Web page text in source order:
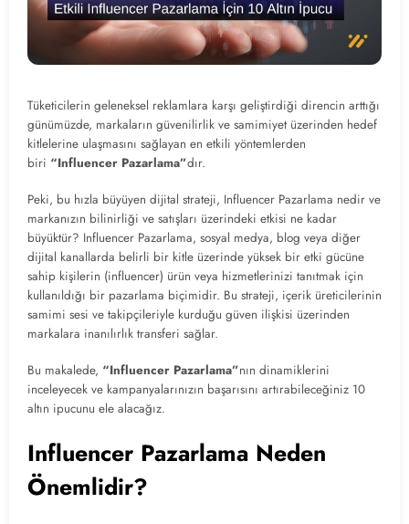
Tüketicilerin geleneksel reklamlara karşı geliştirdiği direncin arttığı
günümüzde, markaların güvenilirlik ve samimiyet üzerinden hedef
kitlelerine ulaşmasını sağlayan en etkili yöntemlerden
biri “Influencer Pazarlama”dır.
Peki, bu hızla büyüyen dijital strateji, Influencer Pazarlama nedir ve
markanızın bilinirliği ve satışları üzerindeki etkisi ne kadar
büyüktür? Influencer Pazarlama, sosyal medya, blog veya diğer
dijital kanallarda belirli bir kitle üzerinde yüksek bir etki gücüne
sahip kişilerin (influencer) ürün veya hizmetlerinizi tanıtmak için
kullanıldığı bir pazarlama biçimidir. Bu strateji, içerik üreticilerinin
samimi sesi ve takipçileriyle kurduğu güven ilişkisi üzerinden
markalara inanılırlık transferi sağlar.
Bu makalede, “Influencer Pazarlama”nın dinamiklerini
inceleyecek ve kampanyalarınızın başarısını artırabileceğiniz 10
altın ipucunu ele alacağız.
Influencer Pazarlama Neden
Önemlidir?